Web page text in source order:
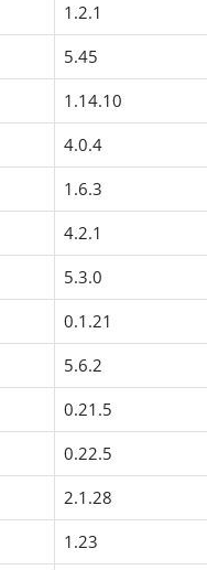
1.2.1
5.45
1.14.10
4.0.4
1.6.3
4.2.1
5.3.0
0.1.21
5.6.2
0.21.5
0.22.5
2.1.28
1.23